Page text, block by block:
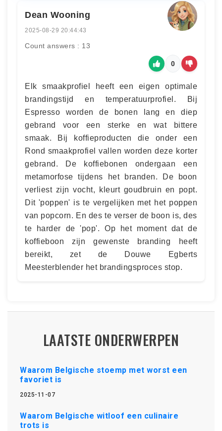
Dean Wooning
2025-08-29 20:44:43
Count answers : 13
0
Elk smaakprofiel heeft een eigen optimale
brandingstijd en temperatuurprofiel. Bij
Espresso worden de bonen lang en diep
gebrand voor een sterke en wat bittere
smaak. Bij koffieproducten die onder een
Rond smaakprofiel vallen worden deze korter
gebrand. De koffiebonen ondergaan een
metamorfose tijdens het branden. De boon
verliest zijn vocht, kleurt goudbruin en popt.
Dit 'poppen' is te vergelijken met het poppen
van popcorn. En des te verser de boon is, des
te harder de 'pop'. Op het moment dat de
koffieboon zijn gewenste branding heeft
bereikt, zet de Douwe Egberts
Meesterblender het brandingsproces stop.
LAATSTE ONDERWERPEN
Waarom Belgische stoemp met worst een
favoriet is
2025-11-07
Waarom Belgische witloof een culinaire
trots is